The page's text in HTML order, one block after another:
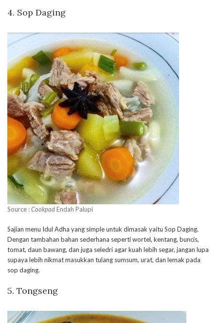
4. Sop Daging
Source :CookpadEndah Palupi
Sajian menu Idul Adha yang simple untuk dimasak yaitu Sop Daging.
Dengan tambahan bahan sederhana seperti wortel, kentang, buncis,
tomat, daun bawang, dan juga seledri agar kuah lebih segar, jangan lupa
supaya lebih nikmat masukkan tulang sumsum, urat, dan lemak pada
sop daging.
5. Tongseng